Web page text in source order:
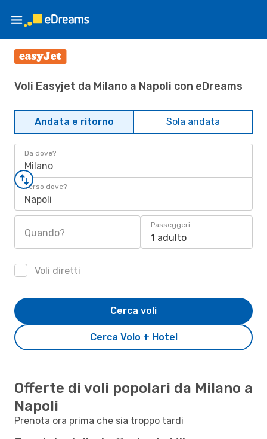
Voli Easyjet da Milano a Napoli con eDreams
Andata e ritorno Sola andata
Da dove?
Milano
Verso dove?
Napoli
Quando?
Passeggeri
1 adulto
Voli diretti
Cerca Volo + Hotel
Cerca voli
Offerte di voli popolari da Milano a
Napoli
Prenota ora prima che sia troppo tardi